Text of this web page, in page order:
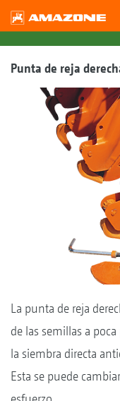
Punta de reja
La punta de reja
de las semillas a
la siembra directa
Esta se puede